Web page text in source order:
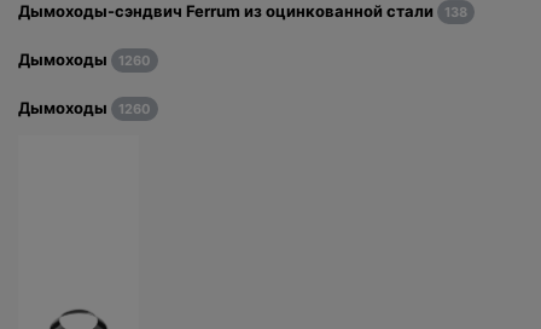
Дымоходы-сэндвич Ferrum из оцинкованной стали 138
Дымоходы 1260
Дымоходы 1260